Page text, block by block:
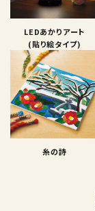
LEDあかりアート
(貼り絵タイプ)
糸の詩